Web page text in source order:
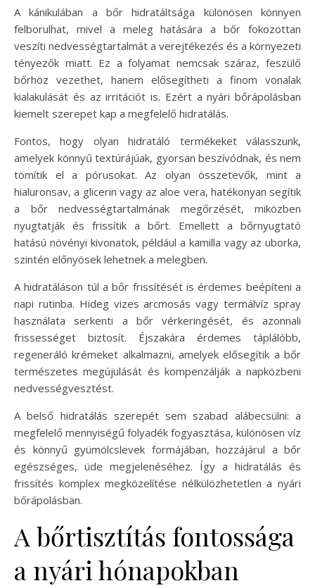
A kánikulában a bőr hidratáltsága különösen könnyen
felborulhat, mivel a meleg hatására a bőr fokozottan
veszíti nedvességtartalmát a verejtékezés és a környezeti
tényezők miatt. Ez a folyamat nemcsak száraz, feszülő
bőrhöz vezethet, hanem elősegítheti a finom vonalak
kialakulását és az irritációt is. Ezért a nyári bőrápolásban
kiemelt szerepet kap a megfelelő hidratálás.
Fontos, hogy olyan hidratáló termékeket válasszunk,
amelyek könnyű textúrájúak, gyorsan beszívódnak, és nem
tömítik el a pórusokat. Az olyan összetevők, mint a
hialuronsav, a glicerin vagy az aloe vera, hatékonyan segítik
a bőr nedvességtartalmának megőrzését, miközben
nyugtatják és frissítik a bőrt. Emellett a bőrnyugtató
hatású növényi kivonatok, például a kamilla vagy az uborka,
szintén előnyösek lehetnek a melegben.
A hidratáláson túl a bőr frissítését is érdemes beépíteni a
napi rutinba. Hideg vizes arcmosás vagy termálvíz spray
használata serkenti a bőr vérkeringését, és azonnali
frissességet biztosít. Éjszakára érdemes táplálóbb,
regeneráló krémeket alkalmazni, amelyek elősegítik a bőr
természetes megújulását és kompenzálják a napközbeni
nedvességvesztést.
A belső hidratálás szerepét sem szabad alábecsülni: a
megfelelő mennyiségű folyadék fogyasztása, különösen víz
és könnyű gyümölcslevek formájában, hozzájárul a bőr
egészséges, üde megjelenéséhez. Így a hidratálás és
frissítés komplex megközelítése nélkülözhetetlen a nyári
bőrápolásban.
A bőrtisztítás fontossága
a nyári hónapokban